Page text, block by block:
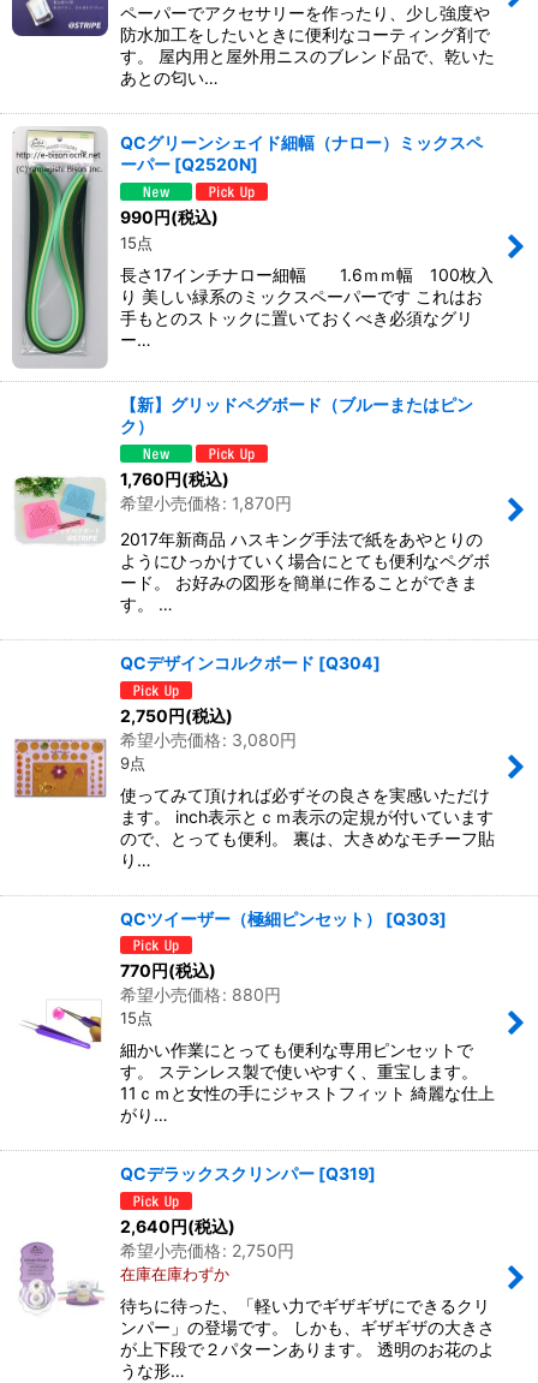
ペーパーでアクセサリーを作ったり、少し強度や
防水加工をしたいときに便利なコーティング剤で
す。 屋内用と屋外用ニスのブレンド品で、乾いた
あとの匂い…
QCグリーンシェイド細幅（ナロー）ミックスペ
ーパー [Q2520N]
990円(税込)
15点
長さ17インチナロー細幅 1.6ｍｍ幅 100枚入
り 美しい緑系のミックスペーパーです これはお
手もとのストックに置いておくべき必須なグリ
ー…
【新】グリッドペグボード（ブルーまたはピン
ク）
1,760円(税込)
希望小売価格: 1,870円
2017年新商品 ハスキング手法で紙をあやとりの
ようにひっかけていく場合にとても便利なペグボ
ード。 お好みの図形を簡単に作ることができま
す。 …
QCデザインコルクボード [Q304]
2,750円(税込)
希望小売価格: 3,080円
9点
使ってみて頂ければ必ずその良さを実感いただけ
ます。 inch表示とｃｍ表示の定規が付いています
ので、とっても便利。 裏は、大きめなモチーフ貼
り…
QCツイーザー（極細ピンセット） [Q303]
770円(税込)
希望小売価格: 880円
15点
細かい作業にとっても便利な専用ピンセットで
す。 ステンレス製で使いやすく、重宝します。
11ｃｍと女性の手にジャストフィット 綺麗な仕上
がり…
QCデラックスクリンパー [Q319]
2,640円(税込)
希望小売価格: 2,750円
在庫在庫わずか
待ちに待った、「軽い力でギザギザにできるクリ
ンパー」の登場です。 しかも、ギザギザの大きさ
が上下段で２パターンあります。 透明のお花のよ
うな形…